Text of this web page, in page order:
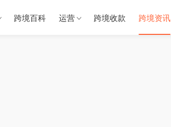
跨境百科 运营 跨境收款 跨境资讯